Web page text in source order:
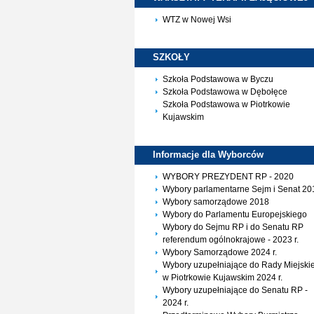
WTZ w Nowej Wsi
SZKOŁY
Szkoła Podstawowa w Byczu
Szkoła Podstawowa w Dębołęce
Szkoła Podstawowa w Piotrkowie
Kujawskim
Informacje dla Wyborców
WYBORY PREZYDENT RP - 2020
Wybory parlamentarne Sejm i Senat
Wybory samorządowe 2018
Wybory do Parlamentu Europejskiego
Wybory do Sejmu RP i do Senatu RP
referendum ogólnokrajowe - 2023 r.
Wybory Samorządowe 2024 r.
Wybory uzupełniające do Rady
w Piotrkowie Kujawskim 2024 r.
Wybory uzupełniające do Senatu RP -
2024 r.